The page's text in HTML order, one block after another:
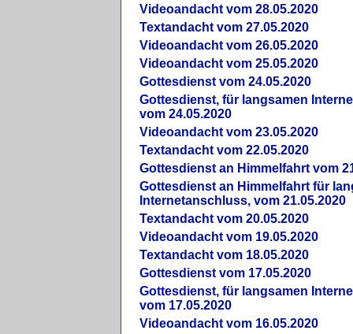
Videoandacht vom 28.05.2020
Textandacht vom 27.05.2020
Videoandacht vom 26.05.2020
Videoandacht vom 25.05.2020
Gottesdienst vom 24.05.2020
Gottesdienst, für langsamen
vom 24.05.2020
Videoandacht vom 23.05.2020
Textandacht vom 22.05.2020
Gottesdienst an Himmelfahrt vom
Gottesdienst an Himmelfahrt für
Internetanschluss, vom 21.05.2020
Textandacht vom 20.05.2020
Videoandacht vom 19.05.2020
Textandacht vom 18.05.2020
Gottesdienst vom 17.05.2020
Gottesdienst, für langsamen
vom 17.05.2020
Videoandacht vom 16.05.2020